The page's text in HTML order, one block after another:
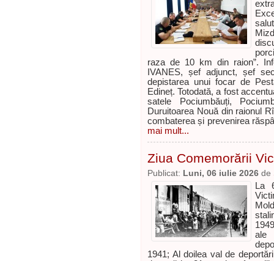
raza de 10 km din raion”.
IVANES, șef adjunct, șef
depistarea unui focar de
Edineț. Totodată, a fost
satele Pociumbăuți,
Duruitoarea Nouă din raionul
combaterea și prevenirea
mai mult...
Ziua Comemorării
Publicat: Luni, 06 iulie 2026 de
La
ale
1941; Al doilea val de